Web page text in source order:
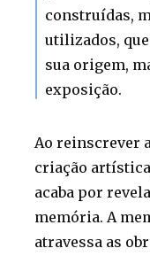
construídas,
utilizados,
sua origem,
exposição.
Ao reinscrever
criação
acaba por
memória. A
atravessa as